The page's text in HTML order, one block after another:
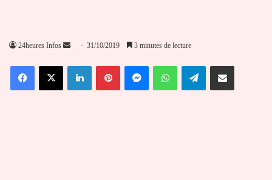
24heures Infos
Envoyer
courriel
31/10/2019 3 minutes de lecture
FacebookX LinkedinPinterestMessengerWhatsAppTelegramPartager par email